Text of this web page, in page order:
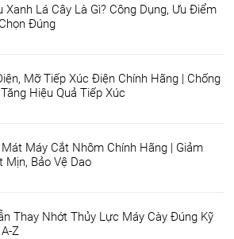
Xanh Lá Cây Là Gì? Công Dụng, Ưu Điểm
Đúng
Mỡ Tiếp Xúc Điện Chính Hãng | Chống
Hiệu Quả Tiếp Xúc
Máy Cắt Nhôm Chính Hãng | Giảm
Mịn, Bảo Vệ Dao
Thay Nhớt Thủy Lực Máy Cày Đúng Kỹ
Z